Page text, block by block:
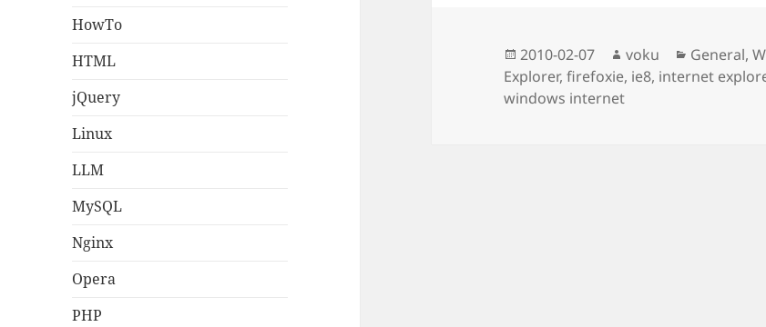
HowTo
HTML
jQuery
Linux
LLM
MySQL
Nginx
Opera
PHP
Posted
on
2010-02-07 Author
voku Categories
General,
Explorer,firefoxie, ie8, internet
windows internet